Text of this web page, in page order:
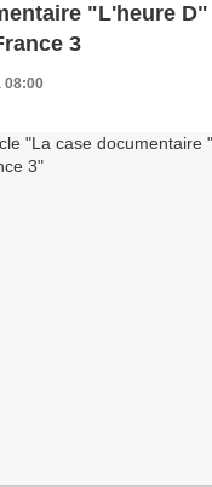
"L'heure
3
08:00